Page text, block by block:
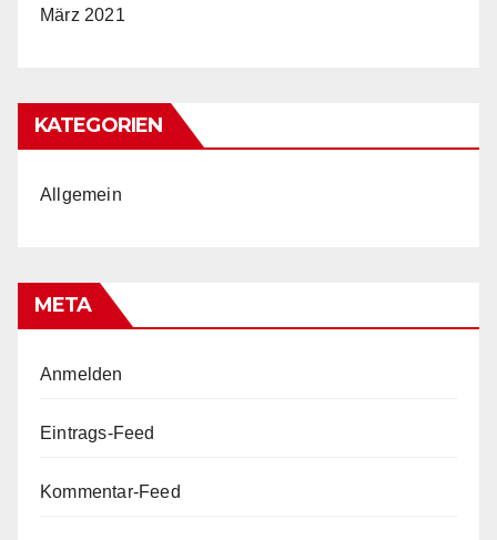
März 2021
KATEGORIEN
Allgemein
META
Anmelden
Eintrags-Feed
Kommentar-Feed